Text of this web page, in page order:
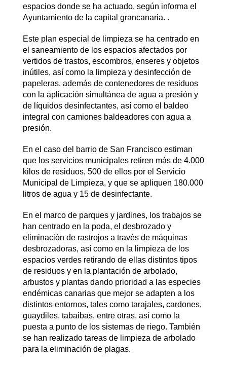
espacios donde se ha actuado, según informa el
Ayuntamiento de la capital grancanaria. .
Este plan especial de limpieza se ha centrado en
el saneamiento de los espacios afectados por
vertidos de trastos, escombros, enseres y objetos
inútiles, así como la limpieza y desinfección de
papeleras, además de contenedores de residuos
con la aplicación simultánea de agua a presión y
de líquidos desinfectantes, así como el baldeo
integral con camiones baldeadores con agua a
presión.
En el caso del barrio de San Francisco estiman
que los servicios municipales retiren más de 4.000
kilos de residuos, 500 de ellos por el Servicio
Municipal de Limpieza, y que se apliquen 180.000
litros de agua y 15 de desinfectante.
En el marco de parques y jardines, los trabajos se
han centrado en la poda, el desbrozado y
eliminación de rastrojos a través de máquinas
desbrozadoras, así como en la limpieza de los
espacios verdes retirando de ellas distintos tipos
de residuos y en la plantación de arbolado,
arbustos y plantas dando prioridad a las especies
endémicas canarias que mejor se adapten a los
distintos entornos, tales como tarajales, cardones,
guaydiles, tabaibas, entre otras, así como la
puesta a punto de los sistemas de riego. También
se han realizado tareas de limpieza de arbolado
para la eliminación de plagas.